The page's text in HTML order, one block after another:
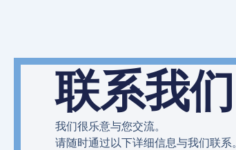
联系我们
我们很乐意与您交流。
请随时通过以下详细信息与我们联系。